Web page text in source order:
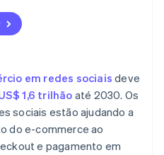
em redes sociais deve
1,6 trilhão até 2030. Os
sociais estão ajudando a
do e-commerce ao
e pagamento em